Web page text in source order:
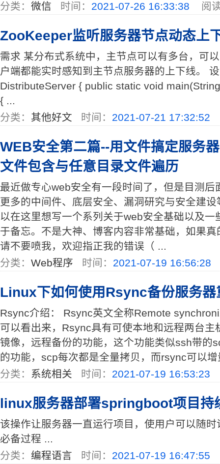
分类： 微信 时间： 2021-07-26 16:33:38 阅
ZooKeeper监听服务器节点动态上
需求 某分布式系统中，主节点可以有多台，可
户端都能实时感知到主节点服务器的上下线。
DistributeServer { public static void
{ ...
分类： 其他好文 时间： 2021-07-21 17:32:52
WEB安全第二篇--用文件搞定服务
文件包含与任意目录文件遍历
最近做专心web安全有一段时间了，但是目测
更多的中间件、底层安全、漏洞研究与安全建
以在这里想写一个系列关于web安全基础以及
于备忘。不是大神、博客内容非常基础，如果
请不要喷我，欢迎指正我的错误（ ...
分类： Web程序 时间： 2021-07-19 16:56:28
Linux下如何使用Rsync备份服务器
Rsync介绍： Rsync英文全称Remote
可以看出来，Rsync具有可使本地和远程两台主
镜像，远程备份的功能，这个功能类似ssh带的
的功能，scp每次都是全量拷贝，而rsync可以
分类： 系统相关 时间： 2021-07-19 16:53:23
linux服务器部署springboot项目持
该操作让服务器一直运行项目，使用户可以随
必备过程 ...
分类： 编程语言 时间： 2021-07-19 16:47:55